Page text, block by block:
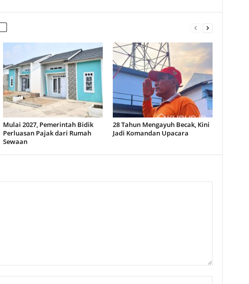
Mulai 2027, Pemerintah Bidik
Perluasan Pajak dari Rumah
Sewaan
28 Tahun Mengayuh Becak, Kini
Jadi Komandan Upacara